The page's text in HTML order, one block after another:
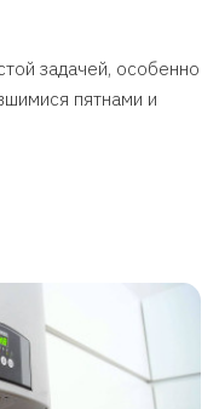
задачей, особенно
пятнами и